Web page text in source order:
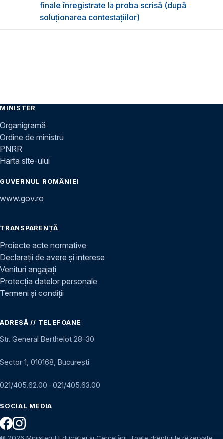
finale înregistrate la proba scrisă (după
soluționarea contestațiilor)
MINISTER
Organigramă
Ordine de ministru
PNRR
Harta site-ului
GUVERNUL ROMÂNIEI
www.gov.ro
TRANSPARENȚĂ
Proiecte acte normative
Declarații de avere și interese
Venituri angajați
Protecția datelor personale
Termeni și condiții
ADRESĂ // TELEFOANE
Str. General Berthelot 28–30
Sector 1, 010168, București
021/405.62.00 · 021/405.63.00
SOCIAL MEDIA